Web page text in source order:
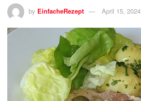
by EinfacheRezept April 15, 2024